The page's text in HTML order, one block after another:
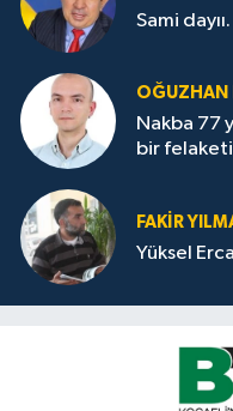
Sami dayıı.
OĞUZHAN
Nakba 77
bir
FAKİR
Yüksel